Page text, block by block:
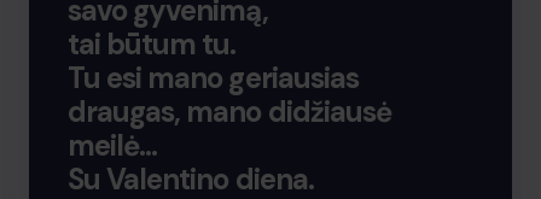
savo gyvenimą,
tai būtum tu.
Tu esi mano geriausias
draugas, mano didžiausė
meilė…
Su Valentino diena.